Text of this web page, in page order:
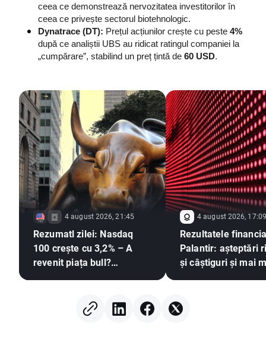
ceea ce demonstrează nervozitatea investitorilor în
ceea ce privește sectorul biotehnologic.
Dynatrace (DT): Prețul acțiunilor crește cu peste 4%
după ce analiștii UBS au ridicat ratingul companiei la
„cumpărare”, stabilind un preț țintă de 60 USD.
4 august 2026, 21:45
Rezumatl zilei: Nasdaq
100 crește cu 3,2% – A
revenit piața bull?
4 august 2026, 17:09
Rezultatele
Palantir: așteptări
și câștiguri și mai